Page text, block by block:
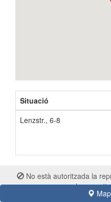
Situació
Lenzstr., 6-8
No està autoritzada la
sense el